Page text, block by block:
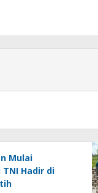
Mulai
Hadir di